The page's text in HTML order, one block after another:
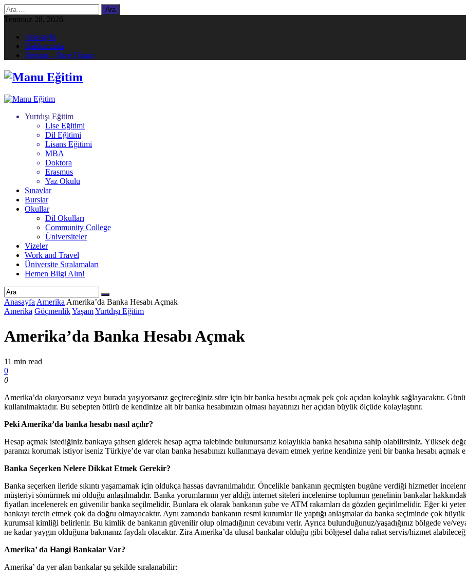
Arama:
Temmuz 28, 2026
Anasayfa
Hakkımızda
İletişim – Bize Ulaşın
Yurtdışı Eğitim
Lise Eğitimi
Dil Eğitimi
Lisans Eğitimi
MBA
Doktora
Erasmus
Yaz Okulu
Sınavlar
Burslar
Okullar
Dil Okulları
Community College
Üniversiteler
Vizeler
Work and Travel
Üniversite Sıralamaları
Hemen Bilgi Alın!
Anasayfa Amerika Amerika’da Banka Hesabı Açmak
Amerika GöçmenlikYaşamYurtdışı Eğitim
Amerika’da Banka Hesabı Açmak
11 min read
0
0
Amerika’da okuyorsanız veya burada yaşıyorsanız geçireceğiniz süre için bir banka hesabı açmak pek çok açıdan kolaylık sağlayacaktır.
kullanılmaktadır. Bu sebepten ötürü de kendinize ait bir banka hesabınızın olması hayatınızı her açıdan büyük ölçüde kolaylaştırır.
Peki Amerika’da banka hesabı nasıl açılır?
Hesap açmak istediğiniz bankaya şahsen giderek hesap açma talebinde bulunursanız kolaylıkla banka hesabına sahip olabilirsiniz. Yüksek
paranızı korumak istiyor iseniz Türkiye’de var olan banka hesabınızı kullanmaya devam etmek yerine kendinize yeni bir banka hesabı açmak
Banka Seçerken Nelere Dikkat Etmek Gerekir?
Banka seçerken ileride sıkıntı yaşamamak için oldukça hassas davranılmalıdır. Öncelikle bankanın geçmişten bugüne verdiği hizmetler
müşteriyi sömürmek mi olduğu anlaşılmalıdır. Banka yorumlarının yer aldığı internet siteleri incelenirse toplumun genelinin bankalar
fiyatları incelenerek en güvenilir banka seçilmelidir. Bunlara ek olarak bankanın şube ve ATM rakamları da gözden geçirilmelidir. Eğer ki
bankayı tercih etmek çok da doğru olmayacaktır. Aynı zamanda bankanın resmi kurumlar ile yaptığı anlaşmalar da banka seçiminde çok
kurumsal kimliği belirlenir. Bu kimlik de bankanın güvenilir olup olmadığının cevabını verir. Ayrıca bulunduğunuz/yaşadığınız bölgede ve/
ne kadar yaygın olduğuna bakmanız faydalı olacaktır. Zira Amerika’da ulusal bankalar olduğu gibi bölgesel daha rahat servis/hizmet
Amerika’ da Hangi Bankalar Var?
Amerika’ da yer alan bankalar şu şekilde sıralanabilir: